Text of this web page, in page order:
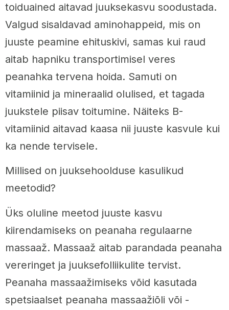
toiduained aitavad juuksekasvu soodustada.
Valgud sisaldavad aminohappeid, mis on
juuste peamine ehituskivi, samas kui raud
aitab hapniku transportimisel veres
peanahka tervena hoida. Samuti on
vitamiinid ja mineraalid olulised, et tagada
juukstele piisav toitumine. Näiteks B-
vitamiinid aitavad kaasa nii juuste kasvule kui
ka nende tervisele.
Millised on juuksehoolduse kasulikud
meetodid?
Üks oluline meetod juuste kasvu
kiirendamiseks on peanaha regulaarne
massaaž. Massaaž aitab parandada peanaha
vereringet ja juuksefolliikulite tervist.
Peanaha massaažimiseks võid kasutada
spetsiaalset peanaha massaažiõli või -